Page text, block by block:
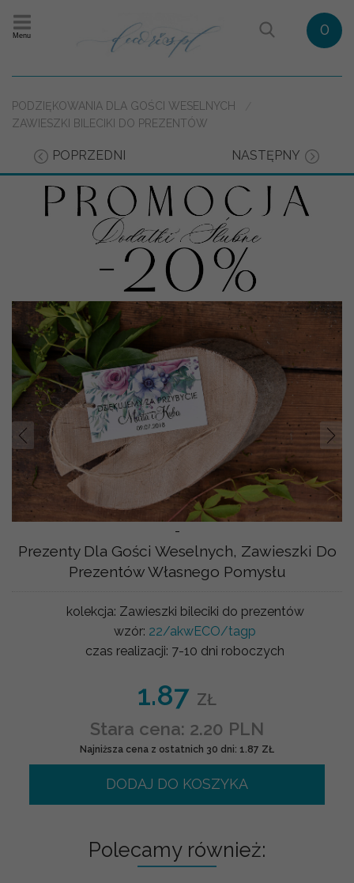
Menu 0
PODZIĘKOWANIA DLA GOŚCI WESELNYCH
ZAWIESZKI BILECIKI DO PREZENTÓW
POPRZEDNI NASTĘPNY
-
Prev
Prezenty Dla Gości Weselnych, Zawieszki Do
Prezentów Własnego Pomysłu
kolekcja: Zawieszki bileciki do prezentów
wzór: 22/akwECO/tagp
czas realizacji: 7-10 dni roboczych
1.87 ZŁ
Stara cena: 2.20 PLN
Najniższa cena z ostatnich 30 dni: 1.87 ZŁ
DODAJ DO KOSZYKA
Polecamy również: